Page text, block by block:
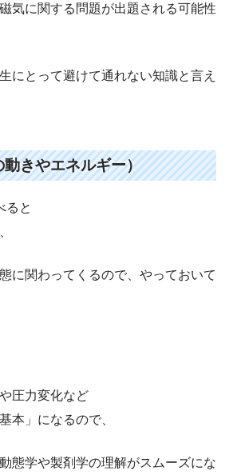
気に関する問題が出題される可能性
にとって避けて通れない知識と言え
きやエネルギー）
ると
に関わってくるので、やっておいて
圧力変化など
本」になるので、
態学や製剤学の理解がスムーズにな